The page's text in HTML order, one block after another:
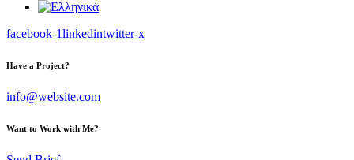
facebook-1linkedintwitter-x
Have a Project?
info@website.com
Want to Work with Me?